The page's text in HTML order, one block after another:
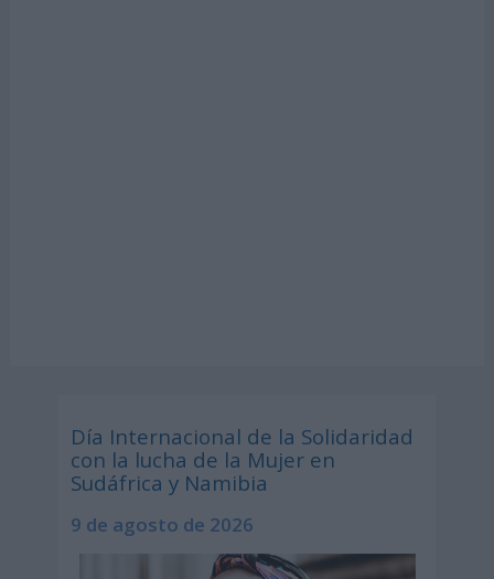
Día Internacional de la Solidaridad
con la lucha de la Mujer en
Sudáfrica y Namibia
9 de agosto de 2026